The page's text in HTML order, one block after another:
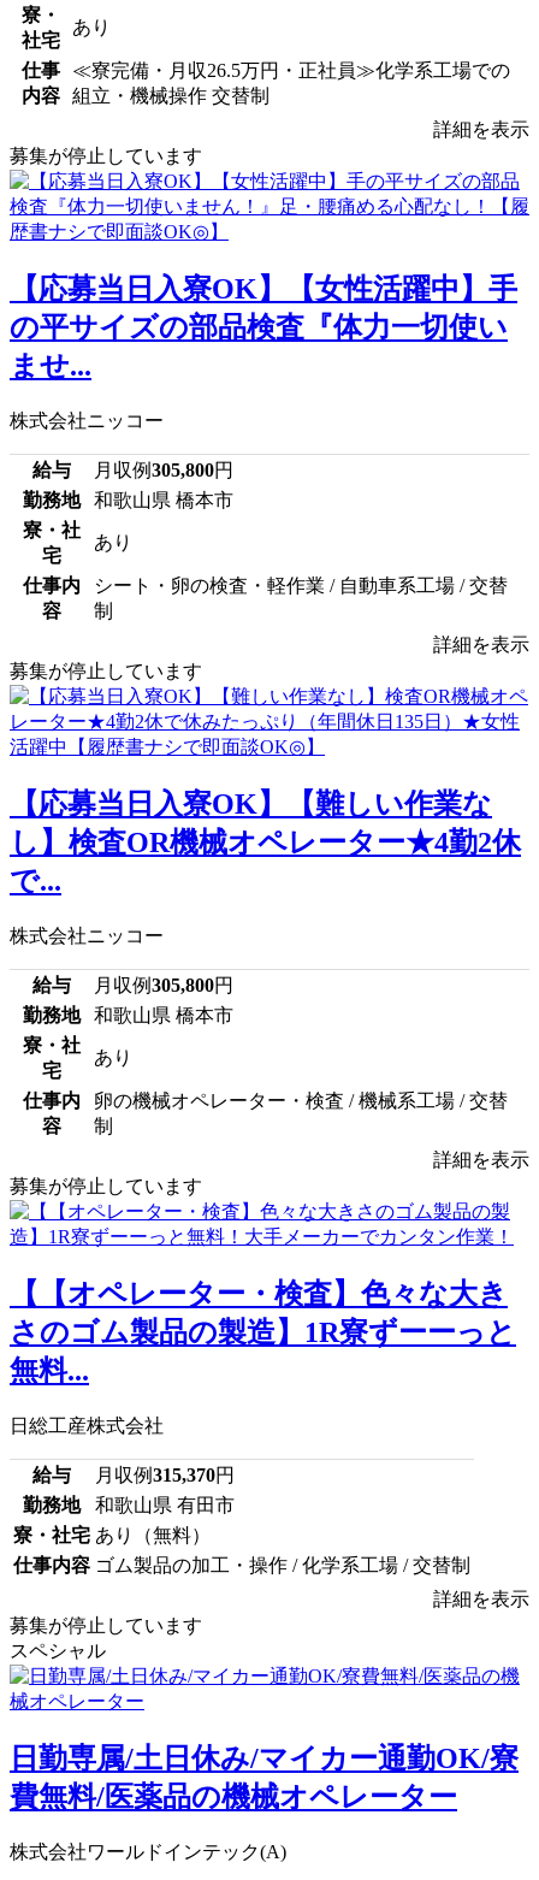
寮・
社宅
あり
仕事
内容
≪寮完備・月収26.5万円・正社員≫化学系工場での
組立・機械操作 交替制
詳細を表示
募集が停止しています
【応募当日入寮OK】【女性活躍中】手
の平サイズの部品検査『体力一切使い
ませ...
株式会社ニッコー
給与 月収例305,800円
勤務地
和歌山県 橋本市
寮・社
宅
あり
仕事内
容
シート・卵の検査・軽作業 / 自動車系工場 / 交替
制
詳細を表示
募集が停止しています
【応募当日入寮OK】【難しい作業な
し】検査OR機械オペレーター★4勤2休
で...
株式会社ニッコー
給与 月収例305,800円
勤務地
和歌山県 橋本市
寮・社
宅
あり
仕事内
容
卵の機械オペレーター・検査 / 機械系工場 / 交替
制
詳細を表示
募集が停止しています
【【オペレーター・検査】色々な大き
さのゴム製品の製造】1R寮ずーーっと
無料...
日総工産株式会社
給与 月収例315,370円
勤務地
和歌山県 有田市
寮・社宅 あり（無料）
仕事内容 ゴム製品の加工・操作 / 化学系工場 / 交替制
詳細を表示
募集が停止しています
スペシャル
日勤専属/土日休み/マイカー通勤OK/寮
費無料/医薬品の機械オペレーター
株式会社ワールドインテック(A)